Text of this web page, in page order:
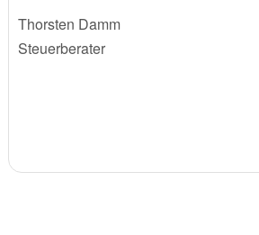
Thorsten Damm
Steuerberater